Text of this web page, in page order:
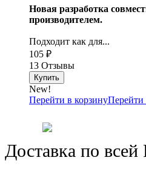
Новая разработка
производителем.
Подходит как для...
105 ₽
13 Отзывы
New!
Перейти в корзинуПерейти
Доставка по всей